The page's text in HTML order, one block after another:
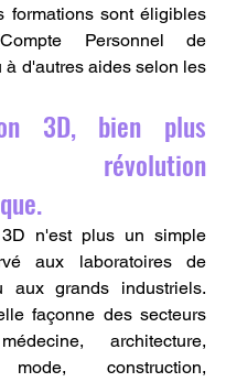
formations sont éligibles
Personnel de
à d'autres aides selon les
3D, bien plus
révolution
3D n'est plus un simple
aux laboratoires de
aux grands industriels.
façonne des secteurs
architecture,
construction,